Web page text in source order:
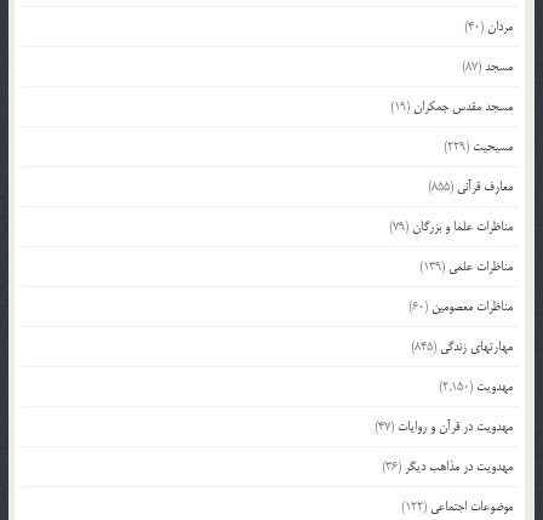
مردان(40)
مسجد(87)
مسجد مقدس جمکران(19)
مسیحیت (229)
معارف قرآنی (855)
مناظرات علما و بزرگان(79)
مناظرات علمی (139)
مناظرات معصومین (60)
مهارتهای زندگی (845)
مهدویت (2,150)
مهدویت در قرآن و روایات (47)
مهدویت در مذاهب دیگر (36)
موضوعات اجتماعی (122)